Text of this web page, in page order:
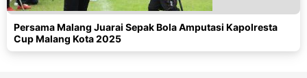
Persama Malang Juarai Sepak Bola Amputasi Kapolresta
Cup Malang Kota 2025